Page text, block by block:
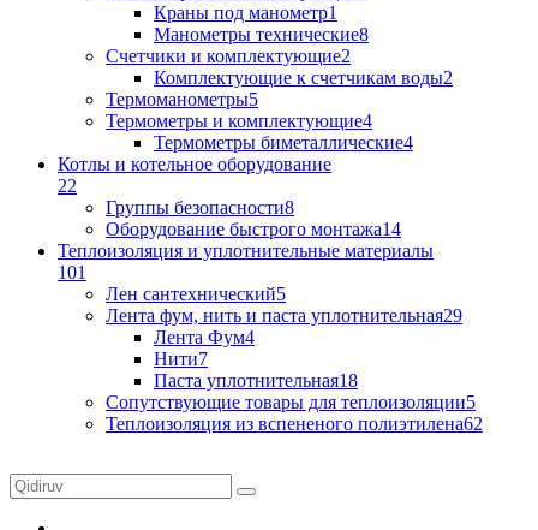
Краны под манометр1
Манометры технические8
Счетчики и комплектующие2
Комплектующие к счетчикам воды2
Термоманометры5
Термометры и комплектующие4
Термометры биметаллические4
Котлы и котельное оборудование
22
Группы безопасности8
Оборудование быстрого монтажа14
Теплоизоляция и уплотнительные материалы
101
Лен сантехнический5
Лента фум, нить и паста уплотнительная29
Лента Фум4
Нити7
Паста уплотнительная18
Сопутствующие товары для теплоизоляции5
Теплоизоляция из вспененого полиэтилена62